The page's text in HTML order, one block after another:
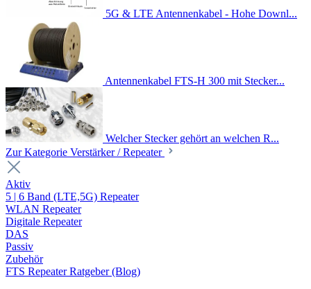
5G & LTE Antennenkabel - Hohe Downl...
Antennenkabel FTS-H 300 mit Stecker...
Welcher Stecker gehört an welchen R...
Zur Kategorie Verstärker / Repeater
Aktiv
5 | 6 Band (LTE,5G) Repeater
WLAN Repeater
Digitale Repeater
DAS
Passiv
Zubehör
FTS Repeater Ratgeber (Blog)